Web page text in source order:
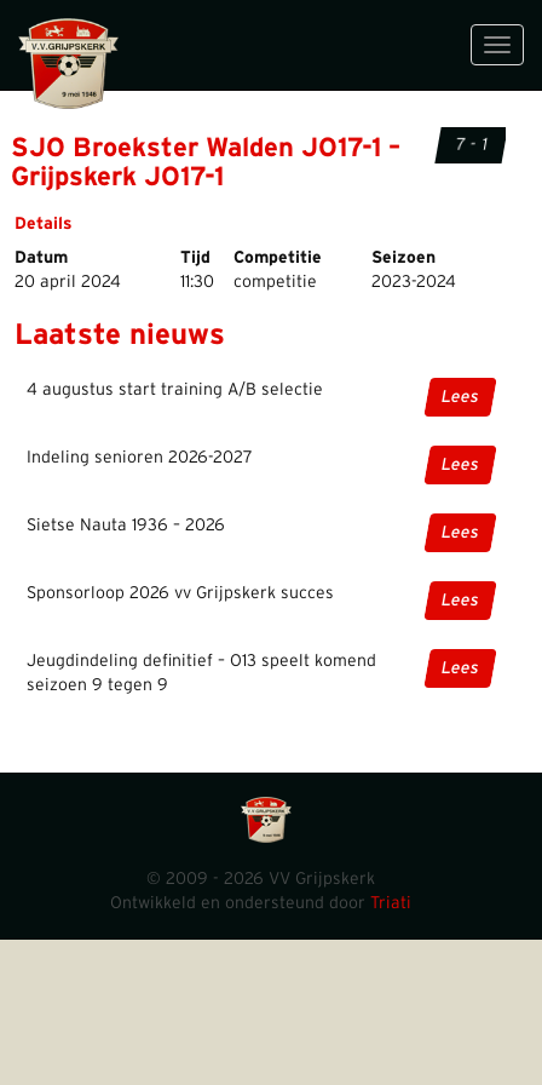
SJO Broekster Walden JO17-1 –
Grijpskerk JO17-1
7 - 1
Details
Datum
Tijd Competitie
Seizoen
20 april 2024
11:30 competitie 2023-2024
Laatste nieuws
4 augustus start training A/B selectie Lees
Indeling senioren 2026-2027 Lees
Sietse Nauta 1936 – 2026 Lees
Sponsorloop 2026 vv Grijpskerk succes Lees
Jeugdindeling definitief – O13 speelt komend
seizoen 9 tegen 9
Lees
© 2009 - 2026 VV Grijpskerk
Ontwikkeld en ondersteund door Triati